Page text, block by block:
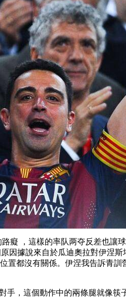
癡 ，這樣的率队两夺反差也讓球
因據說來自於瓜迪奧拉對伊涅斯
位置都沒有關係。伊涅我告訴青
，這個動作中的兩條腿就像筷子一樣